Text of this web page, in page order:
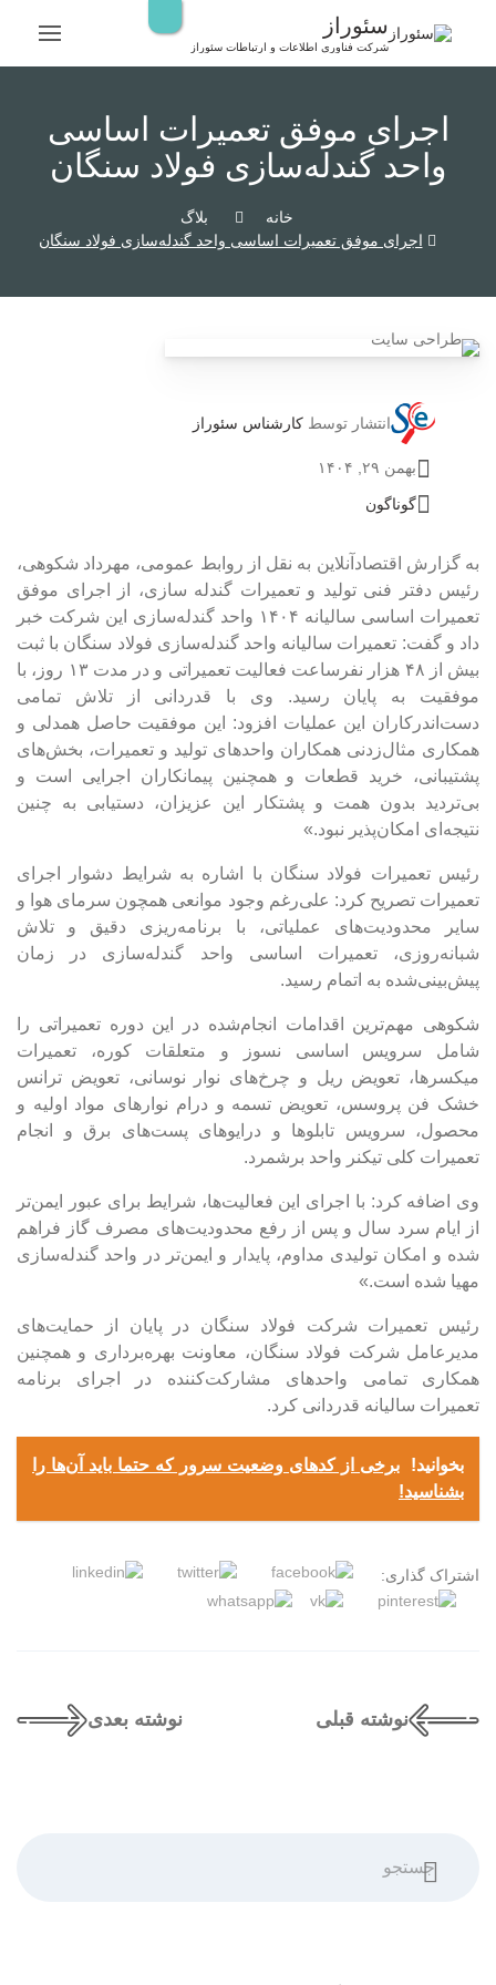
سئوراز
شرکت فناوری اطلاعات و ارتباطات سئوراز
اجرای موفق تعمیرات اساسی
واحد گندله‌سازی فولاد سنگان
خانه
بلاگ
اجرای موفق تعمیرات اساسی واحد گندله‌سازی فولاد سنگان
انتشار توسط کارشناس سئوراز
بهمن ۲۹, ۱۴۰۴
گوناگون
به گزارش اقتصادآنلاین به نقل از روابط عمومی، مهرداد شکوهی،
رئیس دفتر فنی تولید و تعمیرات گندله سازی، از اجرای موفق
تعمیرات اساسی سالیانه ۱۴۰۴ واحد گندله‌سازی این شرکت خبر
داد و گفت: تعمیرات سالیانه واحد گندله‌سازی فولاد سنگان با ثبت
بیش از ۴۸ هزار نفرساعت فعالیت تعمیراتی و در مدت ۱۳ روز، با
موفقیت به پایان رسید. وی با قدردانی از تلاش تمامی
دست‌اندرکاران این عملیات افزود: این موفقیت حاصل همدلی و
همکاری مثال‌زدنی همکاران واحدهای تولید و تعمیرات، بخش‌های
پشتیبانی، خرید قطعات و همچنین پیمانکاران اجرایی است و
بی‌تردید بدون همت و پشتکار این عزیزان، دستیابی به چنین
نتیجه‌ای امکان‌پذیر نبود.»
رئیس تعمیرات فولاد سنگان با اشاره به شرایط دشوار اجرای
تعمیرات تصریح کرد: علی‌رغم وجود موانعی همچون سرمای هوا و
سایر محدودیت‌های عملیاتی، با برنامه‌ریزی دقیق و تلاش
شبانه‌روزی، تعمیرات اساسی واحد گندله‌سازی در زمان
پیش‌بینی‌شده به اتمام رسید.
شکوهی مهم‌ترین اقدامات انجام‌شده در این دوره تعمیراتی را
شامل سرویس اساسی نسوز و متعلقات کوره، تعمیرات
میکسرها، تعویض ریل و چرخ‌های نوار نوسانی، تعویض ترانس
خشک فن پروسس، تعویض تسمه و درام نوارهای مواد اولیه و
محصول، سرویس تابلوها و درایوهای پست‌های برق و انجام
تعمیرات کلی تیکنر واحد برشمرد.
وی اضافه کرد: با اجرای این فعالیت‌ها، شرایط برای عبور ایمن‌تر
از ایام سرد سال و پس از رفع محدودیت‌های مصرف گاز فراهم
شده و امکان تولیدی مداوم، پایدار و ایمن‌تر در واحد گندله‌سازی
مهیا شده است.»
رئیس تعمیرات شرکت فولاد سنگان در پایان از حمایت‌های
مدیرعامل شرکت فولاد سنگان، معاونت بهره‌برداری و همچنین
همکاری تمامی واحدهای مشارکت‌کننده در اجرای برنامه
تعمیرات سالیانه قدردانی کرد.
بخوانید!
برخی از کدهای وضعیت سرور که حتما باید آن‌ها را
بشناسید!
اشتراک گذاری:
نوشته قبلی نوشته بعدی